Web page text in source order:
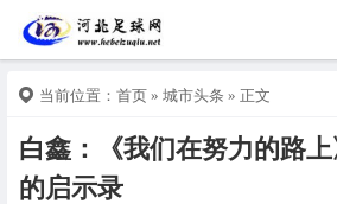
当前位置： 首页 » 城市头条 » 正文
白鑫：《我们在努力的路
的启示录